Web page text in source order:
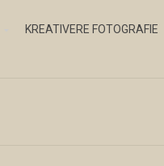
KREATIVERE FOTOGRAFIE